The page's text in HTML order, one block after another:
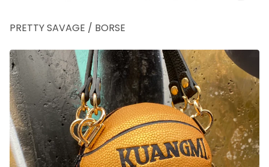
PRETTY SAVAGE / BORSE